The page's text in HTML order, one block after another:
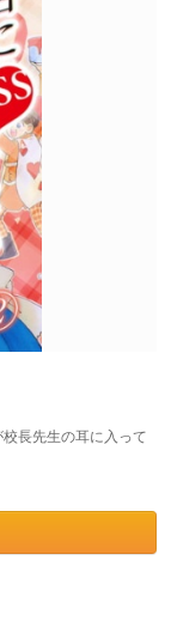
長先生の耳に入って